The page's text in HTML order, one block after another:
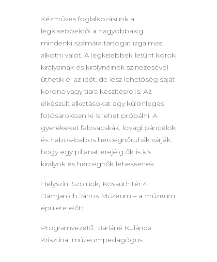
Kézműves foglalkozásunk a
legkisebbektől a nagyobbakig
mindenki számára tartogat izgalmas
alkotni valót. A legkisebbek letűnt korok
királyainak és királynéinek színezésével
üthetik el az időt, de lesz lehetőség saját
korona vagy tiara készítésre is. Az
elkészült alkotásokat egy különleges
fotósarokban ki is lehet próbálni. A
gyerekeket falovacskák, lovagi páncélok
és habos-babos hercegnőruhák várják,
hogy egy pillanat erejéig ők is kis
királyok és hercegnők lehessenek.
Helyszín: Szolnok, Kossuth tér 4.
Damjanich János Múzeum – a múzeum
épülete előtt
Programvezető: Barláné Kulánda
Krisztina, múzeumpedagógus